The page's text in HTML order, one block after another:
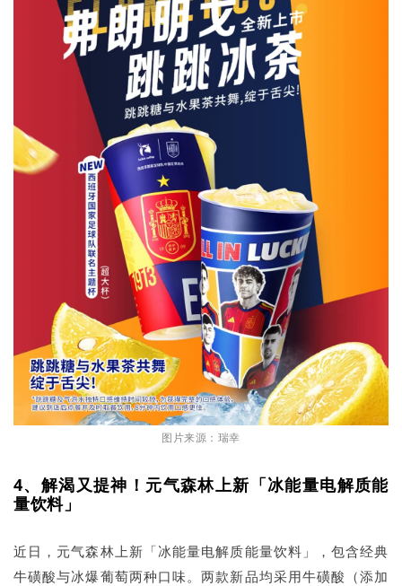
图片来源：瑞幸
4、解渴又提神！元气森林上新「冰能量电解质能
量饮料」
近日，元气森林上新「冰能量电解质能量饮料」，包含经典
牛磺酸与冰爆葡萄两种口味。两款新品均采用牛磺酸（添加